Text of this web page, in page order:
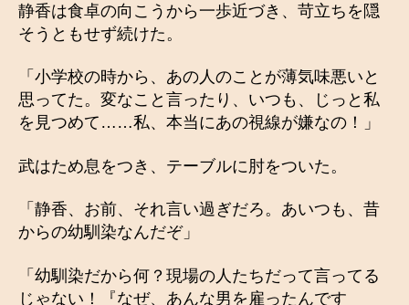
静香は食卓の向こうから一歩近づき、苛立ちを隠
そうともせず続けた。
「小学校の時から、あの人のことが薄気味悪いと
思ってた。変なこと言ったり、いつも、じっと私
を見つめて……私、本当にあの視線が嫌なの！」
武はため息をつき、テーブルに肘をついた。
「静香、お前、それ言い過ぎだろ。あいつも、昔
からの幼馴染なんだぞ」
「幼馴染だから何？現場の人たちだって言ってる
じゃない！『なぜ、あんな男を雇ったんです